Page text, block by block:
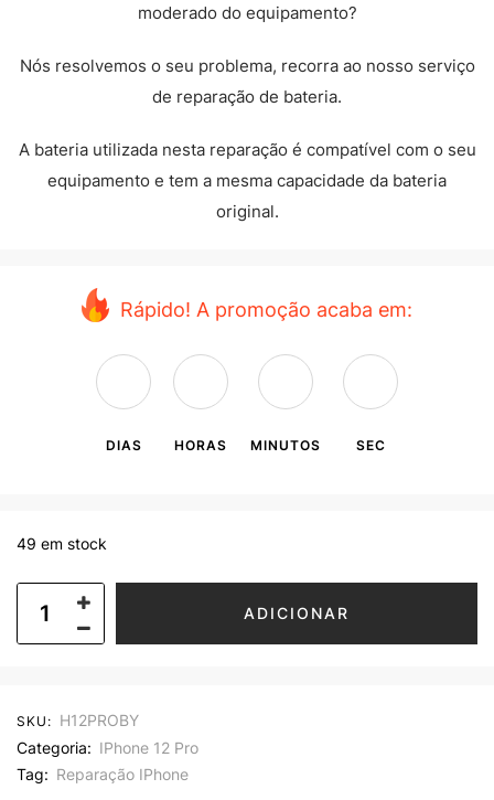
moderado do equipamento?
Nós resolvemos o seu problema, recorra ao nosso serviço
de reparação de bateria.
A bateria utilizada nesta reparação é compatível com o seu
equipamento e tem a mesma capacidade da bateria
original.
Rápido! A promoção acaba em:
DIAS HORAS MINUTOS SEC
49 em stock
ADICIONAR
SKU: H12PROBY
Categoria: IPhone 12 Pro
Tag: Reparação IPhone